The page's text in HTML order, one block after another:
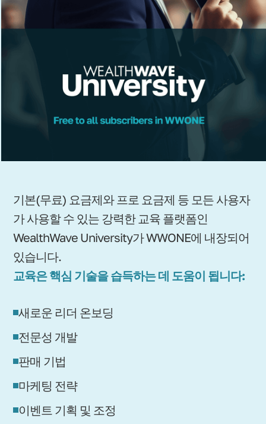
기본(무료) 요금제와 프로 요금제 등 모든 사용자
가 사용할 수 있는 강력한 교육 플랫폼인
WealthWave University가 WWONE에 내장되어
있습니다.
교육은 핵심 기술을 습득하는 데 도움이 됩니다:
새로운 리더 온보딩
전문성 개발
판매 기법
마케팅 전략
이벤트 기획 및 조정